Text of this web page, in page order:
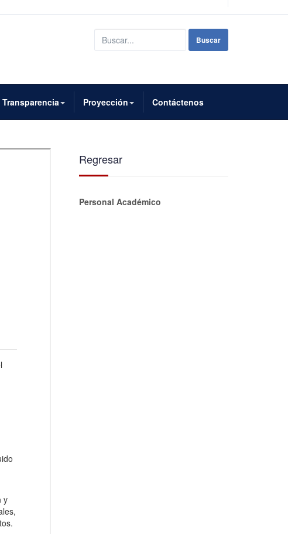
Buscar... Buscar
Transparencia Proyección Contáctenos
Regresar
Personal Académico